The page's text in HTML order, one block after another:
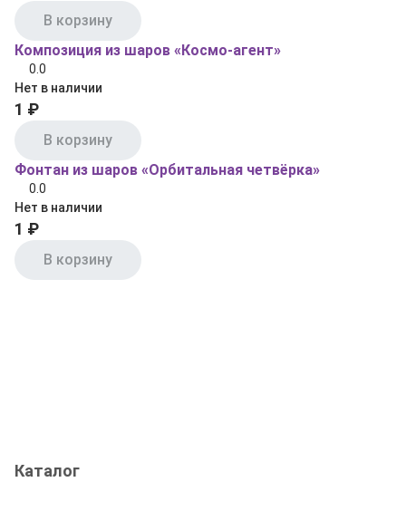
В корзину
Композиция из шаров «Космо‑агент»
0.0
Нет в наличии
1 ₽
В корзину
Фонтан из шаров «Орбитальная четвёрка»
0.0
Нет в наличии
1 ₽
В корзину
Каталог